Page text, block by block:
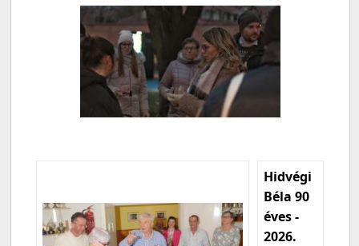
Hidvégi
Béla 90
éves -
2026.